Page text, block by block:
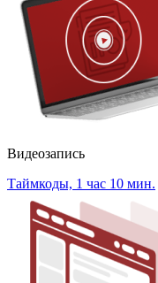
Видеозапись
Таймкоды, 1 час 10 мин.